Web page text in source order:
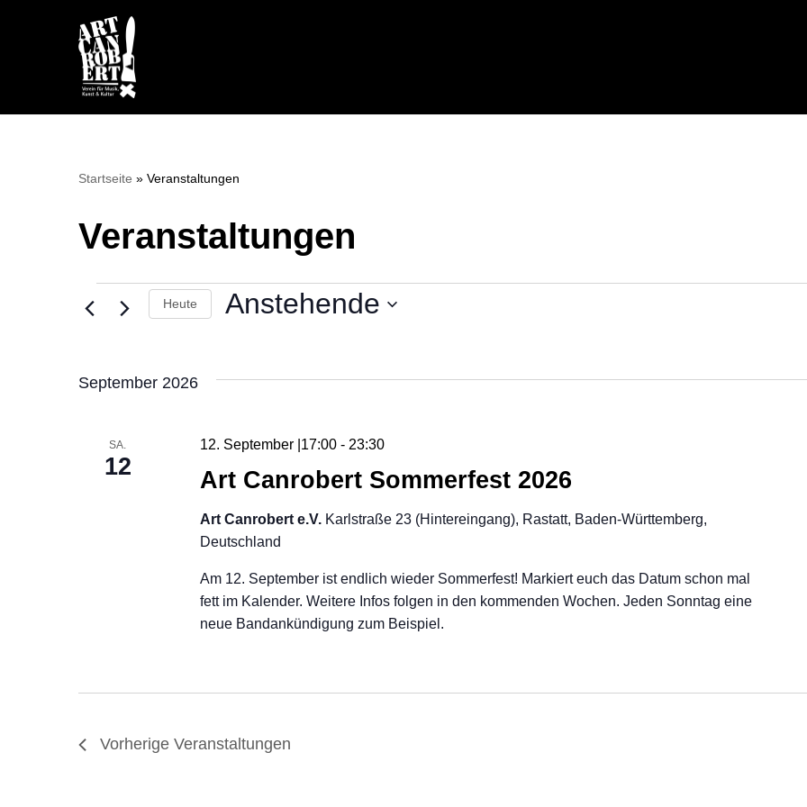
Startseite » Veranstaltungen
Veranstaltungen
Heute Anstehende
September 2026
SA.
12 Art Canrobert Sommerfest 2026
12. September |17:00 - 23:30
Art Canrobert e.V. Karlstraße 23 (Hintereingang), Rastatt, Baden-Württemberg,
Deutschland
Am 12. September ist endlich wieder Sommerfest! Markiert euch das Datum schon mal
fett im Kalender. Weitere Infos folgen in den kommenden Wochen. Jeden Sonntag eine
neue Bandankündigung zum Beispiel.
Vorherige Veranstaltungen